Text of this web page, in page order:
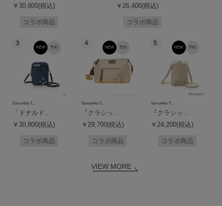
￥30,800(税込)
コラボ商品
￥26,400(税込)
コラボ商品
3
予約
NEW
Samantha T...
「ドナルド...
￥30,800(税込)
コラボ商品
4
予約
NEW
Samantha T...
『クラシッ...
￥29,700(税込)
コラボ商品
5
予約
NEW
Samantha T...
『クラシッ...
￥24,200(税込)
コラボ商品
VIEW MORE